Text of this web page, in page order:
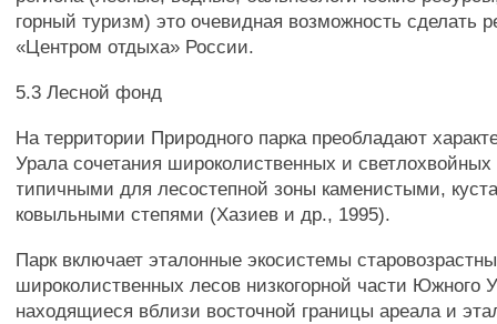
горный туризм) это очевидная возможность сделать
«Центром отдыха» России.
5.3 Лесной фонд
На территории Природного парка преобладают
Урала сочетания широколиственных и светлохвойных
типичными для лесостепной зоны каменистыми,
ковыльными степями (Хазиев и др., 1995).
Парк включает эталонные экосистемы
широколиственных лесов низкогорной части Южного
находящиеся вблизи восточной границы ареала и